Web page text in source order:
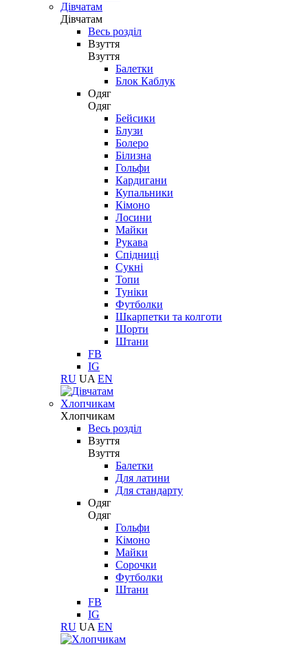
Дівчатам
Дівчатам
Весь розділ
Взуття
Взуття
Балетки
Блок Каблук
Одяг
Одяг
Бейсики
Блузи
Болеро
Білизна
Гольфи
Кардигани
Купальники
Кімоно
Лосини
Майки
Рукава
Спідниці
Сукні
Топи
Туніки
Футболки
Шкарпетки та колготи
Шорти
Штани
FB
IG
RU UA EN
Хлопчикам
Хлопчикам
Весь розділ
Взуття
Взуття
Балетки
Для латини
Для стандарту
Одяг
Одяг
Гольфи
Кімоно
Майки
Сорочки
Футболки
Штани
FB
IG
RU UA EN